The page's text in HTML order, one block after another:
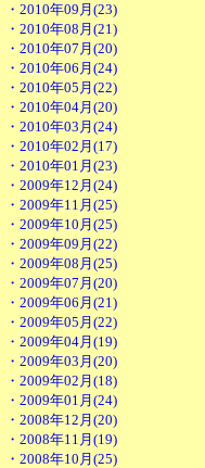
・2010年09月(23)
・2010年08月(21)
・2010年07月(20)
・2010年06月(24)
・2010年05月(22)
・2010年04月(20)
・2010年03月(24)
・2010年02月(17)
・2010年01月(23)
・2009年12月(24)
・2009年11月(25)
・2009年10月(25)
・2009年09月(22)
・2009年08月(25)
・2009年07月(20)
・2009年06月(21)
・2009年05月(22)
・2009年04月(19)
・2009年03月(20)
・2009年02月(18)
・2009年01月(24)
・2008年12月(20)
・2008年11月(19)
・2008年10月(25)